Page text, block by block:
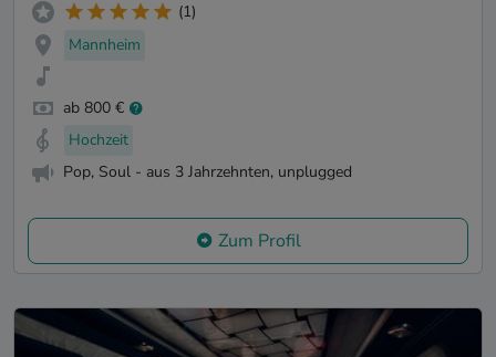
(1)
Mannheim
ab 800 €
Hochzeit
Pop, Soul - aus 3 Jahrzehnten, unplugged
Zum Profil